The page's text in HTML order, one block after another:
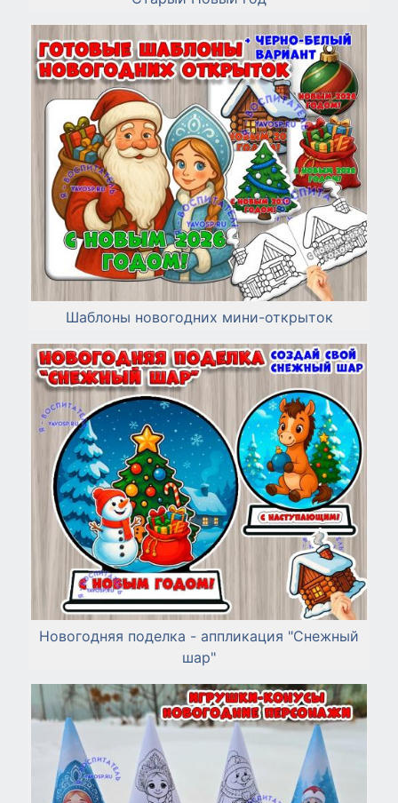
Шаблоны новогодних мини-открыток
Новогодняя поделка - аппликация "Снежный
шар"